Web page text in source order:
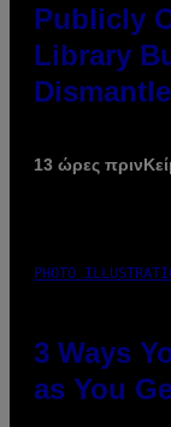
Publicly
Library
13 ώρες πριν
PHOTO
3 Ways
as You